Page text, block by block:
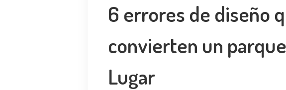
6 errores de diseño
convierten un
Lugar